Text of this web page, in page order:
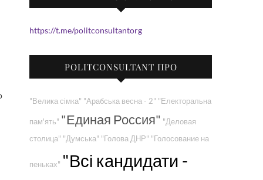
https://t.me/politconsultantorg
POLITCONSULTANT ПРО
"Велика сімка" "Арабська весна - 2" "Електоральна
пам'ять" "Единая Россия" "Деловая
столица" "Думська" "Голова ДНР" "Голосование на
пеньках" "Всі кандидати -